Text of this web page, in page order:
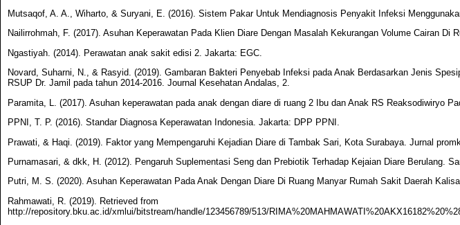
Mutsaqof, A. A., Wiharto, & Suryani, E. (2016). Sistem Pakar Untuk Mendiagnosis Penyakit Infeksi
Nailirrohmah, F. (2017). Asuhan Keperawatan Pada Klien Diare Dengan Masalah Kekurangan Volume Cairan Di
Ngastiyah. (2014). Perawatan anak sakit edisi 2. Jakarta: EGC.
Novard, Suharni, N., & Rasyid. (2019). Gambaran Bakteri Penyebab Infeksi pada Anak Berdasarkan Jenis
RSUP Dr. Jamil pada tahun 2014-2016. Journal Kesehatan Andalas, 2.
Paramita, L. (2017). Asuhan keperawatan pada anak dengan diare di ruang 2 Ibu dan Anak RS Reaksodiwiryo
PPNI, T. P. (2016). Standar Diagnosa Keperawatan Indonesia. Jakarta: DPP PPNI.
Prawati, & Haqi. (2019). Faktor yang Mempengaruhi Kejadian Diare di Tambak Sari, Kota Surabaya. Jurnal
Purnamasari, & dkk, H. (2012). Pengaruh Suplementasi Seng dan Prebiotik Terhadap Kejaian Diare Berulang.
Putri, M. S. (2020). Asuhan Keperawatan Pada Anak Dengan Diare Di Ruang Manyar Rumah Sakit Daerah
Rahmawati, R. (2019). Retrieved from
http://repository.bku.ac.id/xmlui/bitstream/handle/123456789/513/